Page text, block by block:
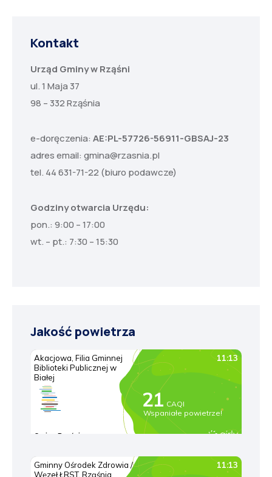
Kontakt
Urząd Gminy w Rząśni
ul. 1 Maja 37
98 – 332 Rząśnia
e-doręczenia: AE:PL-57726-56911-GBSAJ-23
adres email: gmina@rzasnia.pl
tel. 44 631-71-22 (biuro podawcze)
Godziny otwarcia Urzędu:
pon.: 9:00 – 17:00
wt. – pt.: 7:30 – 15:30
Jakość powietrza